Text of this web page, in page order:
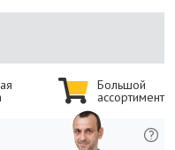
Большой
ассортимент